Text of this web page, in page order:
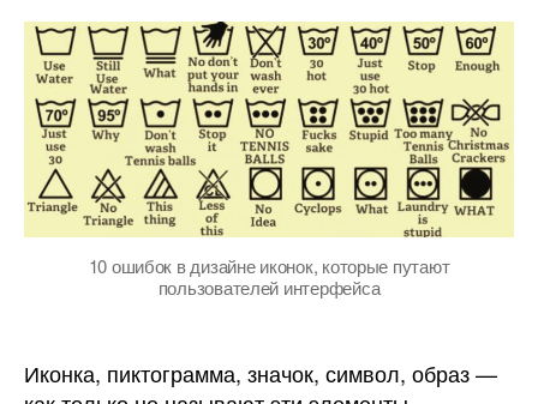
ошибок
в
дизайне
иконок,
которые
пользователей
интерфейса
10 ошибок в дизайне иконок, которые путают
пользователей интерфейса
Иконка, пиктограмма, значок, символ, образ —